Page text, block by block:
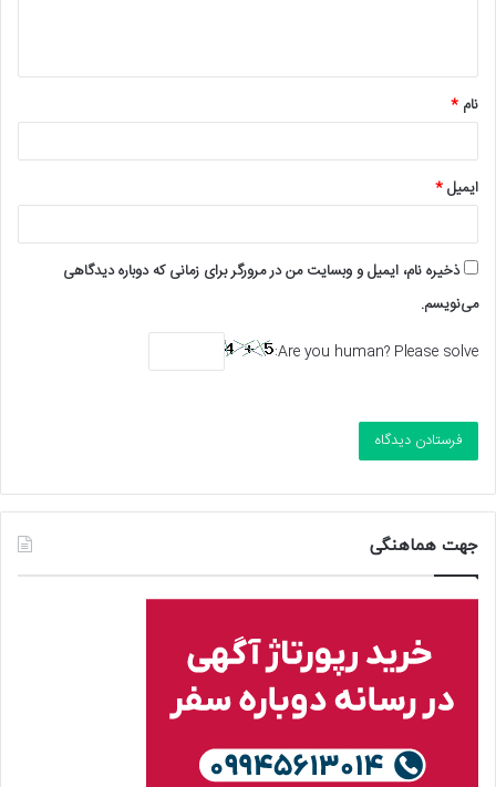
*
نام *
ایمیل*
ذخیره نام، ایمیل و وبسایت من در مرورگر برای زمانی که دوباره دیدگاهی
می‌نویسم.
Are you human? Please solve:
جهت هماهنگی